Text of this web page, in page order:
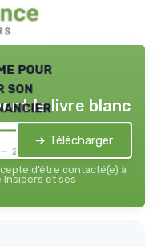
pour
son
2026
le livre blanc
➔ Télécharger
d’être contacté(e) à
Insiders et ses